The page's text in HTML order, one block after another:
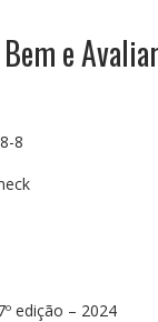
e
8
edição – 2024